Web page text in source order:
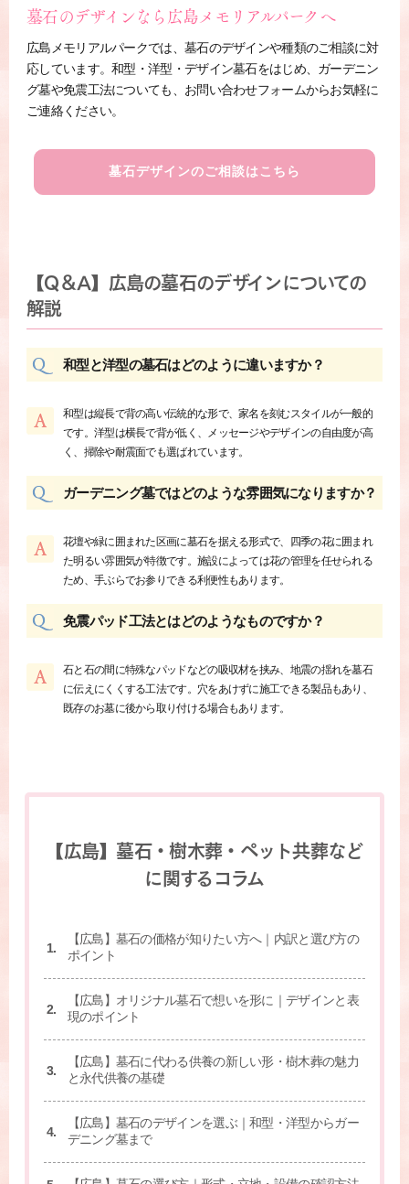
墓石のデザインなら広島メモリアルパークへ
広島メモリアルパークでは、墓石のデザインや種類のご相談に対
応しています。和型・洋型・デザイン墓石をはじめ、ガーデニン
グ墓や免震工法についても、お問い合わせフォームからお気軽に
ご連絡ください。
墓石デザインのご相談はこちら
【Q＆A】広島の墓石のデザインについての
解説
和型と洋型の墓石はどのように違いますか？
和型は縦長で背の高い伝統的な形で、家名を刻むスタイルが一般的
です。洋型は横長で背が低く、メッセージやデザインの自由度が高
く、掃除や耐震面でも選ばれています。
ガーデニング墓ではどのような雰囲気になりますか？
花壇や緑に囲まれた区画に墓石を据える形式で、四季の花に囲まれ
た明るい雰囲気が特徴です。施設によっては花の管理を任せられる
ため、手ぶらでお参りできる利便性もあります。
免震パッド工法とはどのようなものですか？
石と石の間に特殊なパッドなどの吸収材を挟み、地震の揺れを墓石
に伝えにくくする工法です。穴をあけずに施工できる製品もあり、
既存のお墓に後から取り付ける場合もあります。
【広島】墓石・樹木葬・ペット共葬など
に関するコラム
【広島】墓石の価格が知りたい方へ｜内訳と選び方の
ポイント
【広島】オリジナル墓石で想いを形に｜デザインと表
現のポイント
【広島】墓石に代わる供養の新しい形・樹木葬の魅力
と永代供養の基礎
【広島】墓石のデザインを選ぶ｜和型・洋型からガー
デニング墓まで